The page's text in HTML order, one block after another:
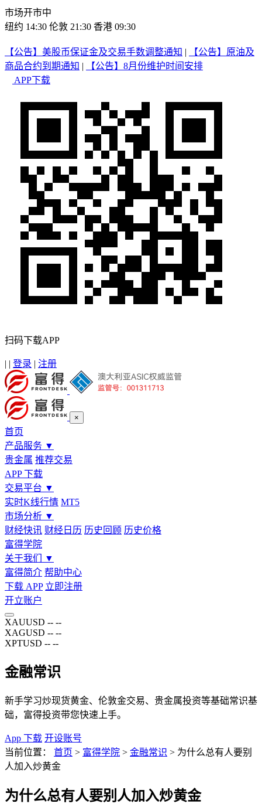
市场开市中
纽约 14:30 伦敦 21:30 香港 09:30
【公告】美股币保证金及交易手数调整通知 |
【公告】原油及
商品合约到期通知 |
【公告】8月份维护时间安排
APP下载
扫码下载APP
| | 登录 | 注册
×
首页
产品服务 ▼
贵金属 推荐交易
APP 下载
交易平台 ▼
实时K线行情 MT5
市场分析 ▼
财经快讯 财经日历 历史回顾 历史价格
富得学院
关于我们
▼
富得简介 帮助中心
下载 APP 立即注册
开立账户
XAUUSD -- --
XAGUSD -- --
XPTUSD -- --
金融常识
新手学习炒现货黄金、伦敦金交易、贵金属投资等基础常识基
础，富得投资带您快速上手。
App 下载 开设账号
当前位置：
首页 > 富得学院 > 金融常识 > 为什么总有人要别
人加入炒黄金
为什么总有人要别人加入炒黄金